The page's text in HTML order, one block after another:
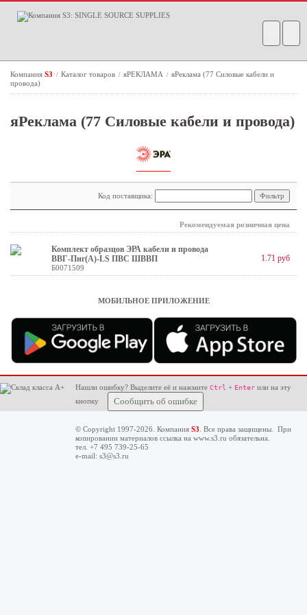
Компания S3 / Каталог товаров / яРЕКЛАМА / яРеклама (77 Силовые кабели и
провода)
яРеклама (77 Силовые кабели и провода)
Код поставщика:
Рекомендуемая розничная цена
Комплект образцов ЭРА кабели и провода
ВВГ-Пнг(А)-LS ПВС ШВВП
Б0071509
1.71 руб
МОБИЛЬНОЕ ПРИЛОЖЕНИЕ
Нашли ошибку? Выделите её и нажмите Ctrl + Enter или на эту
кнопку
Сообщить об ошибке
© Copyright 1997-2026. Компания S3 . Все права защищены. При
копировании материалов ссылка на www.s3.ru обязательна.
тел. +7 495 739-25-65
e-mail: s3@s3.ru